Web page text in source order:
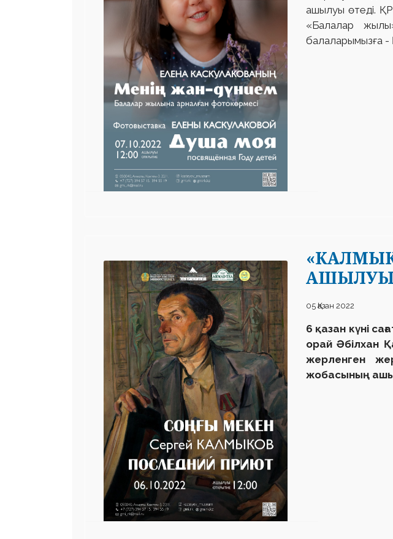
ашылуы өтеді.
«Балалар
балаларымызға -
АШЫЛУЫ
05 Қазан 2022
6 қазан күні
орай Әбілхан
жерленген
жобасының